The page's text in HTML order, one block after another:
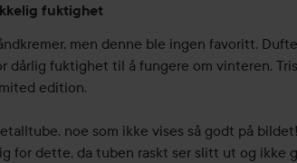
fuktighet
men denne ble ingen favoritt.
dårlig fuktighet til å fungere om vinteren.
edition.
noe som ikke vises så godt på bildet!
for dette, da tuben raskt ser slitt ut og ikke